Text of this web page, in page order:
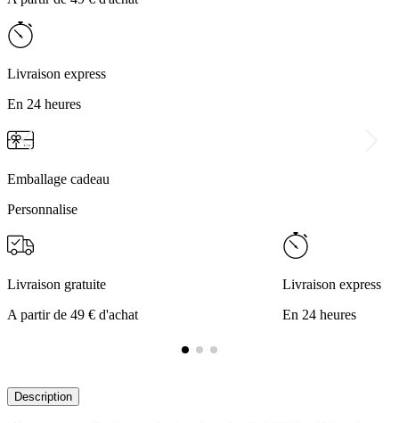
Livraison express
En 24 heures
Emballage cadeau
Personnalise
Livraison gratuite
A partir de 49 € d'achat
Livraison express
En 24 heures
Description